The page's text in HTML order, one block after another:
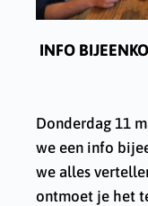
INFO
Donderdag 11
we een info
we alles
ontmoet je het